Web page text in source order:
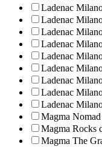
Ladenac
Ladenac
Ladenac
Ladenac
Ladenac
Ladenac
Ladenac
Ladenac
Ladenac
Magma
Magma Rocks
Magma The